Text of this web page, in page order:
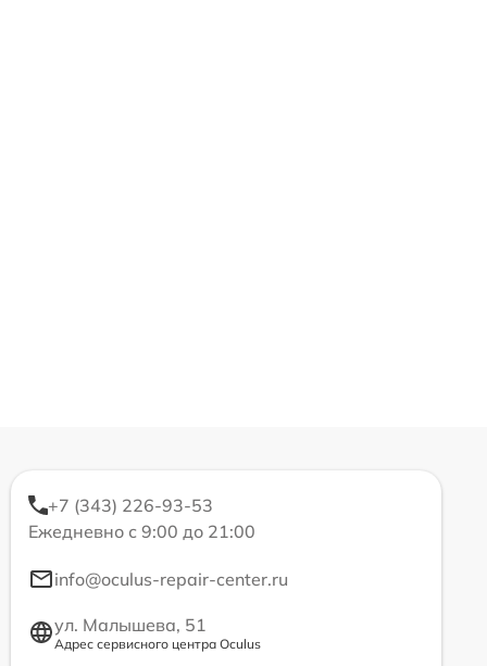
+7 (343) 226-93-53
Ежедневно с 9:00 до 21:00
info@oculus-repair-center.ru
ул. Малышева, 51
Адрес сервисного центра Oculus